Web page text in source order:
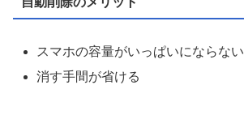
スマホの容量がいっぱいにならない
消す手間が省ける